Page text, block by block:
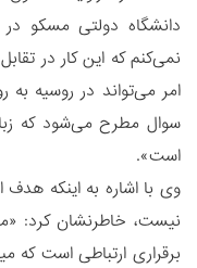
دانشگاه دولتی مسکو
نمی‌کنم که این کار در
امر می‌تواند در روسیه
سوال مطرح می‌شود که
است».
وی با اشاره به اینکه هدف
نیست، خاطرنشان کرد:
برقراری ارتباطی است که